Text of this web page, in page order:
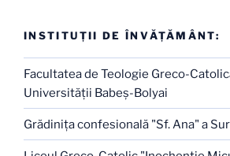
INSTITUŢII DE ÎNVĂŢĂMÂNT:
Facultatea de Teologie Greco-
Universităţii Babeş-Bolyai
Grădiniţa confesională "Sf. Ana" a